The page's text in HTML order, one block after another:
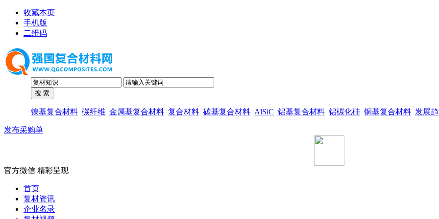
收藏本页
手机版
二维码
镍基复合材料 碳纤维 金属基复合材料 复合材料 碳基复合材料 AlSiC 铝基复合材料 铝碳化硅 铜基复合材料 发展
发布采购单
官方微信 精彩呈现
首页
复材资讯
企业名录